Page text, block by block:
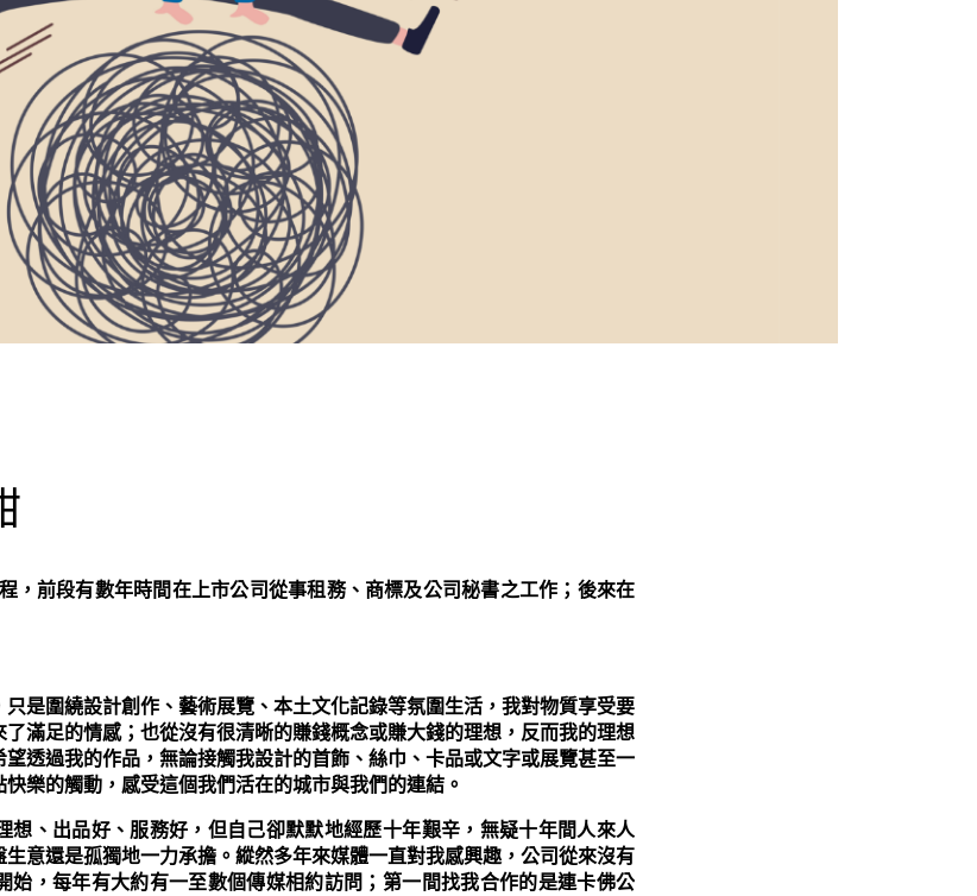
，前段有數年時間在上市公司從事租務、商標及公司秘書之工作；後來在
是圍繞設計創作、藝術展覽、本土文化記錄等氛圍生活，我對物質享受要
滿足的情感；也從沒有很清晰的賺錢概念或賺大錢的理想，反而我的理想
透過我的作品，無論接觸我設計的首飾、絲巾、卡品或文字或展覽甚至一
樂的觸動，感受這個我們活在的城市與我們的連結。
想、出品好、服務好，但自己卻默默地經歷十年艱辛，無疑十年間人來人
意還是孤獨地一力承擔。縱然多年來媒體一直對我感興趣，公司從來沒有
始，每年有大約有一至數個傳媒相約訪問；第一間找我合作的是連卡佛公